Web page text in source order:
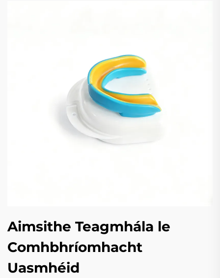
Aimsithe Teagmhála le
Comhbhríomhacht
Uasmhéid